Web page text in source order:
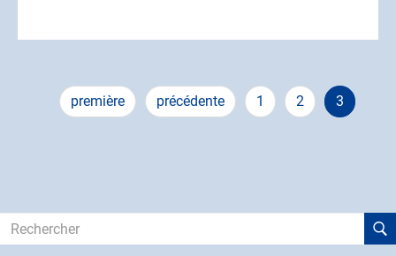
Pagination
Première
page
première
Page
précédente
précédente Page
1 Page
2
Page
courante
3
Rechercher